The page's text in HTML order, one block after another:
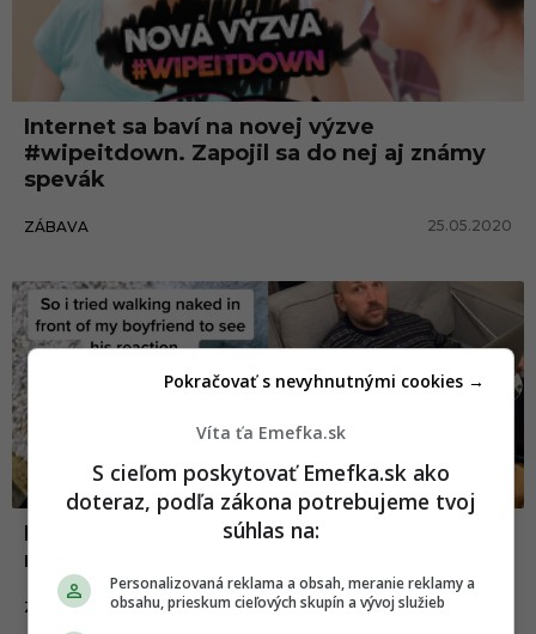
Internet sa baví na novej výzve
#wipeitdown. Zapojil sa do nej aj známy
spevák
ZÁBAVA 25.05.2020
Internetom sa šíri „nahá“ výzva, ktorá
nevychádza úplne podľa predstáv ľudí
ZÁBAVA 03.04.2020
Zábava
Víta ťa Emefka.sk
S cieľom poskytovať Emefka.sk ako
doteraz, podľa zákona potrebujeme tvoj
súhlas na:
Personalizovaná reklama a obsah, meranie reklamy a
obsahu, prieskum cieľových skupín a vývoj služieb
Pokračovať s nevyhnutnými cookies →